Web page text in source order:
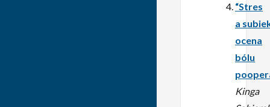
“Stres
a
ocena
bólu
Kinga